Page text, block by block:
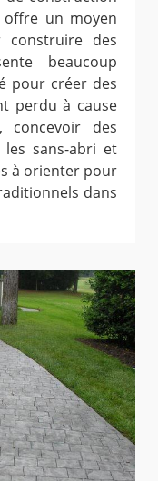
offre un moyen
construire des
beaucoup
pour créer des
perdu à cause
concevoir des
sans-abri et
à orienter pour
dans